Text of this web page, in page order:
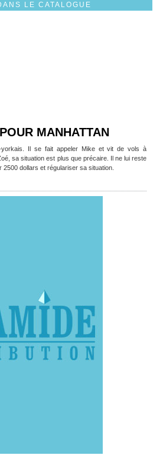
LE CATALOGUE
MANHATTAN
yorkais. Il se fait appeler Mike et vit de vols à
sa situation est plus que précaire. Il ne lui reste
dollars et régulariser sa situation.